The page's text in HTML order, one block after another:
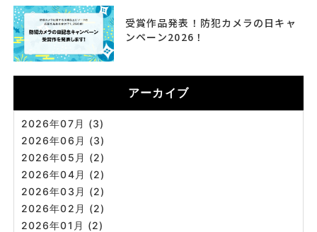
受賞作品発表！防犯カメラの日キャ
ンペーン2026！
アーカイブ
2026年07月 (3)
2026年06月 (3)
2026年05月 (2)
2026年04月 (2)
2026年03月 (2)
2026年02月 (2)
2026年01月 (2)